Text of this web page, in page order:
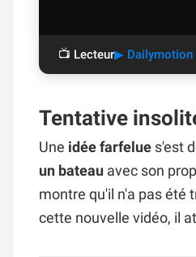
📺 Lecteur▶ Dailymotion
Tentative
Une idée farfelue s'est
un bateau avec son
montre qu'il n'a pas été
cette nouvelle vidéo, il